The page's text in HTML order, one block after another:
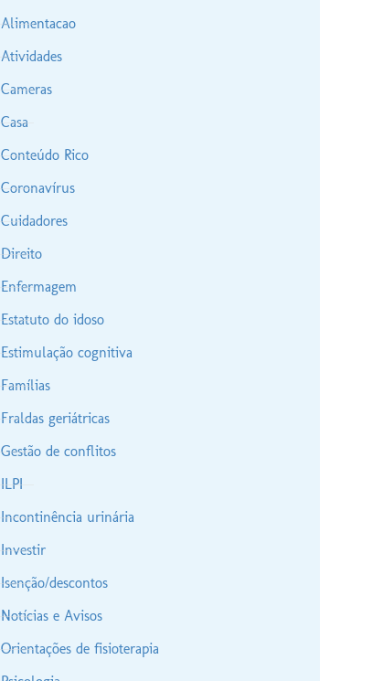
Alimentacao
Atividades
Cameras
Casa
Conteúdo Rico
Coronavírus
Cuidadores
Direito
Enfermagem
Estatuto do idoso
Estimulação cognitiva
Famílias
Fraldas geriátricas
Gestão de conflitos
ILPI
Incontinência urinária
Investir
Isenção/descontos
Notícias e Avisos
Orientações de fisioterapia